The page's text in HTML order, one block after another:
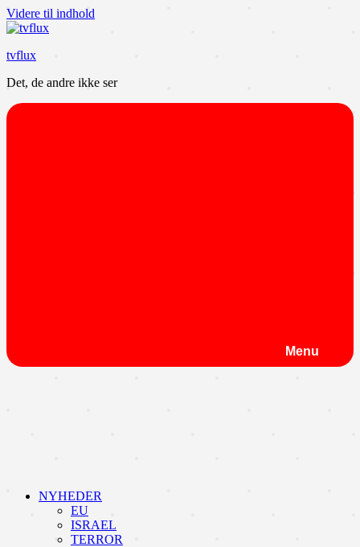
Videre til indhold
tvflux
Det, de andre ikke ser
Menu
NYHEDER
EU
ISRAEL
TERROR